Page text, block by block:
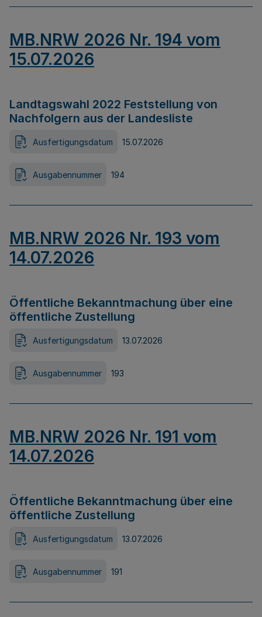
MB.NRW 2026 Nr. 194 vom
15.07.2026
Landtagswahl 2022 Feststellung von
Nachfolgern aus der Landesliste
Ausfertigungsdatum 15.07.2026
Ausgabennummer 194
MB.NRW 2026 Nr. 193 vom
14.07.2026
Öffentliche Bekanntmachung über eine
öffentliche Zustellung
Ausfertigungsdatum 13.07.2026
Ausgabennummer 193
MB.NRW 2026 Nr. 191 vom
14.07.2026
Öffentliche Bekanntmachung über eine
öffentliche Zustellung
Ausfertigungsdatum 13.07.2026
Ausgabennummer 191